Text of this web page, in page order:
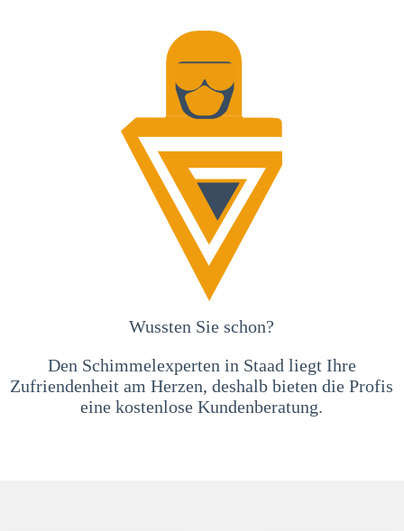
Wussten Sie schon?
Den Schimmelexperten in Staad liegt Ihre
Zufriendenheit am Herzen, deshalb bieten die Profis
eine kostenlose Kundenberatung.